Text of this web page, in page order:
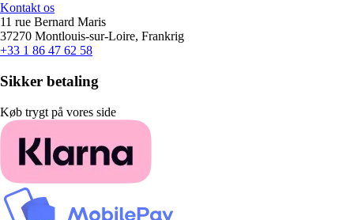
Kontakt os
11 rue Bernard Maris
37270 Montlouis-sur-Loire, Frankrig
+33 1 86 47 62 58
Sikker betaling
Køb trygt på vores side